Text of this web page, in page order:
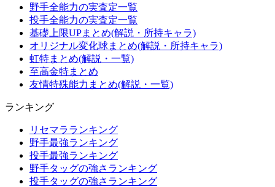
野手全能力の実査定一覧
投手全能力の実査定一覧
基礎上限UPまとめ(解説・所持キャラ)
オリジナル変化球まとめ(解説・所持キャラ)
虹特まとめ(解説・一覧)
至高金特まとめ
友情特殊能力まとめ(解説・一覧)
ランキング
リセマラランキング
野手最強ランキング
投手最強ランキング
野手タッグの強さランキング
投手タッグの強さランキング